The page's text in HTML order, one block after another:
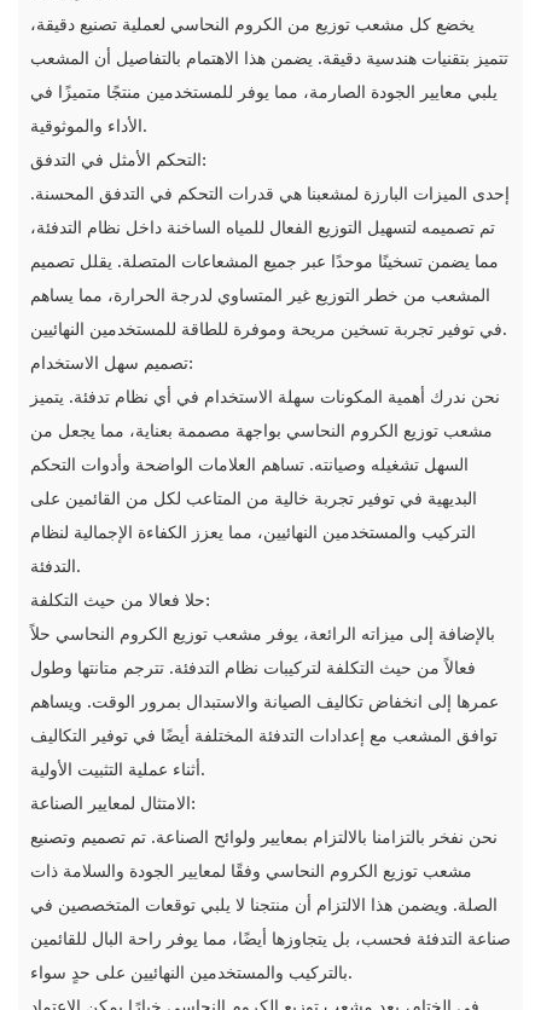
يخضع كل مشعب توزيع من الكروم النحاسي لعملية تصنيع دقيقة،
تتميز بتقنيات هندسية دقيقة. يضمن هذا الاهتمام بالتفاصيل أن المشعب
يلبي معايير الجودة الصارمة، مما يوفر للمستخدمين منتجًا متميزًا في
الأداء والموثوقية.
التحكم الأمثل في التدفق:
إحدى الميزات البارزة لمشعبنا هي قدرات التحكم في التدفق المحسنة.
تم تصميمه لتسهيل التوزيع الفعال للمياه الساخنة داخل نظام التدفئة،
مما يضمن تسخينًا موحدًا عبر جميع المشعاعات المتصلة. يقلل تصميم
المشعب من خطر التوزيع غير المتساوي لدرجة الحرارة، مما يساهم
في توفير تجربة تسخين مريحة وموفرة للطاقة للمستخدمين النهائيين.
تصميم سهل الاستخدام:
نحن ندرك أهمية المكونات سهلة الاستخدام في أي نظام تدفئة. يتميز
مشعب توزيع الكروم النحاسي بواجهة مصممة بعناية، مما يجعل من
السهل تشغيله وصيانته. تساهم العلامات الواضحة وأدوات التحكم
البديهية في توفير تجربة خالية من المتاعب لكل من القائمين على
التركيب والمستخدمين النهائيين، مما يعزز الكفاءة الإجمالية لنظام
التدفئة.
حلا فعالا من حيث التكلفة:
بالإضافة إلى ميزاته الرائعة، يوفر مشعب توزيع الكروم النحاسي حلاً
فعالاً من حيث التكلفة لتركيبات نظام التدفئة. تترجم متانتها وطول
عمرها إلى انخفاض تكاليف الصيانة والاستبدال بمرور الوقت. ويساهم
توافق المشعب مع إعدادات التدفئة المختلفة أيضًا في توفير التكاليف
أثناء عملية التثبيت الأولية.
الامتثال لمعايير الصناعة:
نحن نفخر بالتزامنا بالالتزام بمعايير ولوائح الصناعة. تم تصميم وتصنيع
مشعب توزيع الكروم النحاسي وفقًا لمعايير الجودة والسلامة ذات
الصلة. ويضمن هذا الالتزام أن منتجنا لا يلبي توقعات المتخصصين في
صناعة التدفئة فحسب، بل يتجاوزها أيضًا، مما يوفر راحة البال للقائمين
بالتركيب والمستخدمين النهائيين على حدٍ سواء.